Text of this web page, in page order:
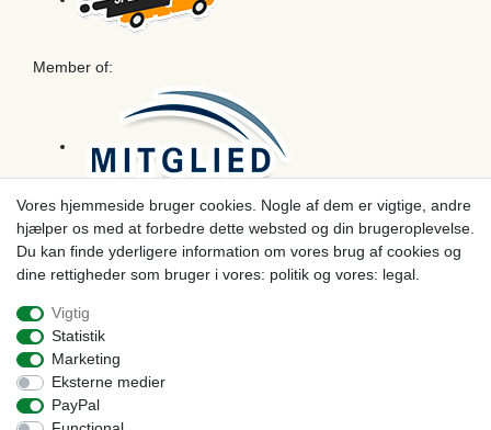
Member of:
Betaling
Vores hjemmeside bruger cookies. Nogle af dem er vigtige, andre
hjælper os med at forbedre dette websted og din brugeroplevelse.
Du kan finde yderligere information om vores brug af cookies og
dine rettigheder som bruger i vores: politik og vores: legal.
Vigtig
Statistik
Marketing
Eksterne medier
PayPal